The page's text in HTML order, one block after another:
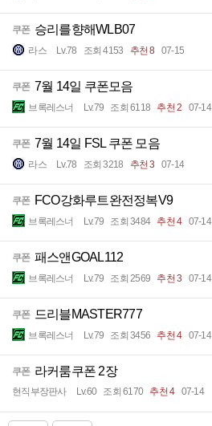
쿠폰 승리를향해WLB07
라스 Lv.78 조회 4153 추천 8 07-15
쿠폰 7월 14일 쿠폰모음
브록레스너 Lv.79 조회 6118 추천 2 07-14
쿠폰 7월 14일 FSL 쿠폰 모음
라스 Lv.78 조회 3218 추천 3 07-14
쿠폰 FCO강화루트완전정복V9
브록레스너 Lv.79 조회 3484 추천 4 07-14
쿠폰 패스앤GOAL112
브록레스너 Lv.79 조회 2569 추천 3 07-14
쿠폰 드리블MASTER777
브록레스너 Lv.79 조회 3456 추천 4 07-14
쿠폰 라커룸쿠폰 2장
현직부장판사 Lv.60 조회 6170 추천 4 07-14